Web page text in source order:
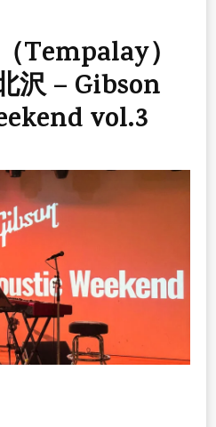
Tempalay）
沢 – Gibson
vol.3